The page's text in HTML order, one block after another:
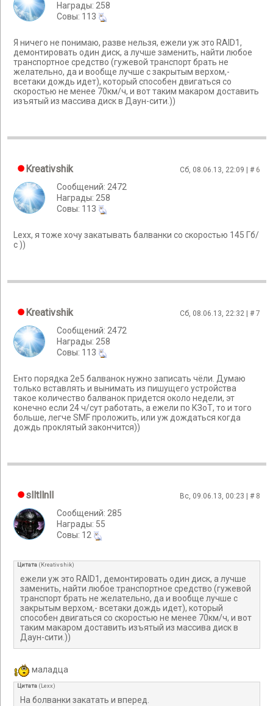
Награды: 258
Cовы: 113
Я ничего не понимаю, разве нельзя, ежели уж это RAID1,
демонтировать один диск, а лучше заменить, найти любое
транспортное средство (гужевой транспорт брать не
желательно, да и вообще лучше с закрытым верхом,-
всетаки дождь идет), который способен двигаться со
скоростью не менее 70км/ч, и вот таким макаром доставить
изъятый из массива диск в Даун-сити.))
Kreativshik Сб, 08.06.13, 22:09 | # 6
Сообщений: 2472
Награды: 258
Cовы: 113
Lexx, я тоже хочу закатывать балванки со скоростью 145 Гб/
с ))
Kreativshik Сб, 08.06.13, 22:32 | #7
Сообщений: 2472
Награды: 258
Cовы: 113
Енто порядка 2е5 балванок нужно записать чёли. Думаю
только вставлять и вынимать из пишущего устройства
такое количество балванок придется около недели, эт
конечно если 24 ч/сут работать, а ежели по КЗоТ, то и того
больше, легче SMF проложить, или уж дождаться когда
дождь проклятый закончится))
slltllnll Вс, 09.06.13, 00:23 | # 8
Сообщений: 285
Награды: 55
Cовы: 12
Цитата (Kreativshik)
ежели уж это RAID1, демонтировать один диск, а лучше
заменить, найти любое транспортное средство (гужевой
транспорт брать не желательно, да и вообще лучше с
закрытым верхом,- всетаки дождь идет), который
способен двигаться со скоростью не менее 70км/ч, и вот
таким макаром доставить изъятый из массива диск в
Даун-сити.))
маладца
Цитата (Lexx)
На болванки закатать и вперед.